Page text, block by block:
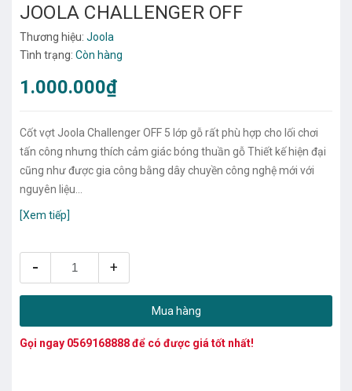
JOOLA CHALLENGER OFF
Thương hiệu: Joola
Tình trạng: Còn hàng
1.000.000₫
Cốt vợt Joola Challenger OFF 5 lớp gỗ rất phù hợp cho lối chơi
tấn công nhưng thích cảm giác bóng thuần gỗ Thiết kế hiện đại
cũng như được gia công bằng dây chuyền công nghệ mới với
nguyên liệu...
[Xem tiếp]
- +
Mua hàng
Gọi ngay 0569168888để có được giá tốt nhất!